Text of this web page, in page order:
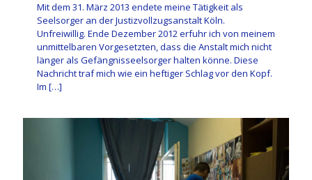
Mit dem 31. März 2013 endete meine Tätigkeit als
Seelsorger an der Justizvollzugsanstalt Köln.
Unfreiwillig. Ende Dezember 2012 erfuhr ich von meinem
unmittelbaren Vorgesetzten, dass die Anstalt mich nicht
länger als Gefängnisseelsorger halten könne. Diese
Nachricht traf mich wie ein heftiger Schlag vor den Kopf.
Im […]